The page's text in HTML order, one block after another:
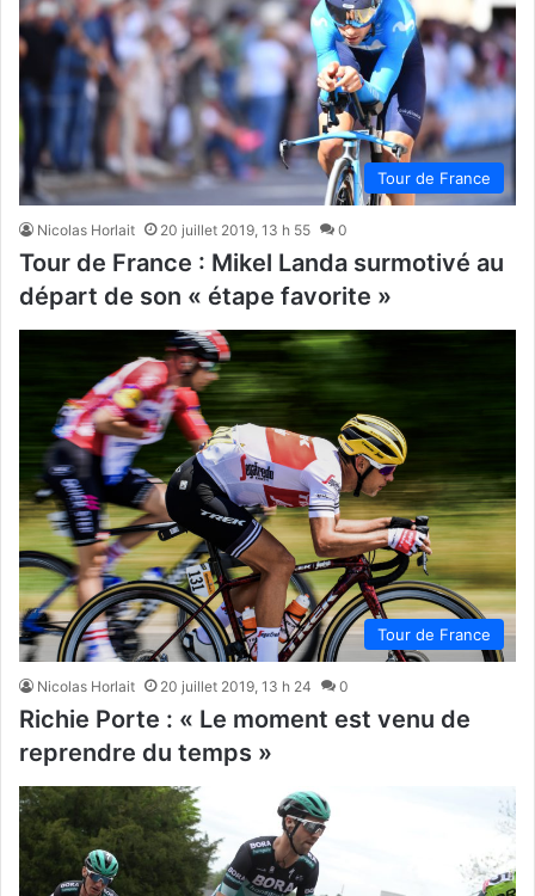
Tour de France
Nicolas Horlait 20 juillet 2019, 13 h 55 0
Tour de France : Mikel Landa surmotivé au
départ de son « étape favorite »
Tour de France
Nicolas Horlait 20 juillet 2019, 13 h 24 0
Richie Porte : « Le moment est venu de
reprendre du temps »